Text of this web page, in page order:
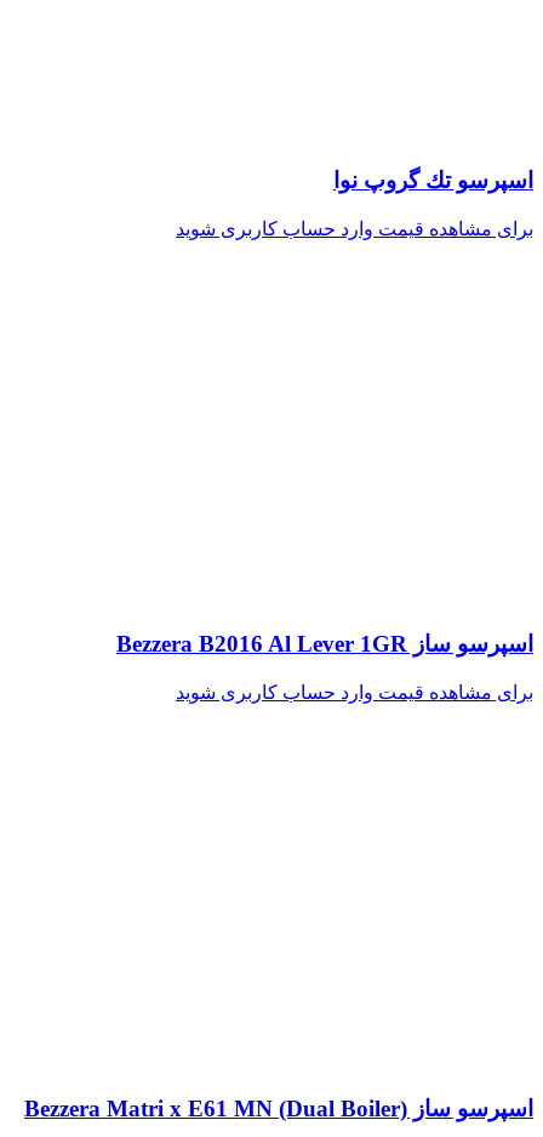
اسپرسو تك گروپ نوا
برای مشاهده قیمت وارد حساب کاربری شوید
اسپرسو ساز Bezzera B2016 Al Lever 1GR
برای مشاهده قیمت وارد حساب کاربری شوید
اسپرسو ساز Bezzera Matri x E61 MN (Dual Boiler)